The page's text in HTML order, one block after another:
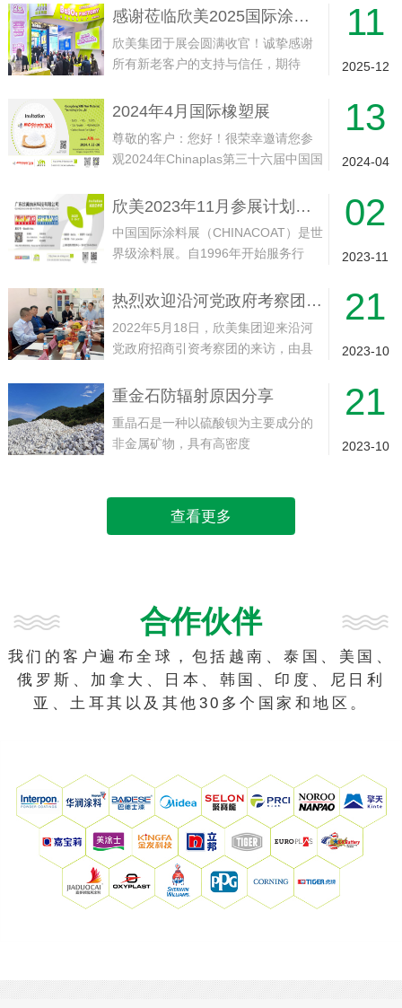
感谢莅临欣美2025国际涂料展展位
欣美集团于展会圆满收官！诚挚感谢
所有新老客户的支持与信任，期待
11
2025-12
2024年4月国际橡塑展
尊敬的客户：您好！很荣幸邀请您参
观2024年Chinaplas第三十六届中国国
展会将于2024年4月23-26日在中国·上
届时光临！...
13
2024-04
欣美2023年11月参展计划——中国（上海）国际涂料展
中国国际涂料展（CHINACOAT）是世
界级涂料展。自1996年开始服务行
行，展会一直致力为涂料行业的供应
台。面对面接触全球，尤其是来自中...
02
2023-11
热烈欢迎沿河党政府考察团领导莅临欣美集团工厂实地考察指导
2022年5月18日，欣美集团迎来沿河
党政府招商引资考察团的来访，由县
队，沿河经济开发区党工委副书记、
访。就实现产业“建链、补链、强链...
21
2023-10
重金石防辐射原因分享
重晶石是一种以硫酸钡为主要成分的
非金属矿物，具有高密度
水和盐酸，无毒、无磁性，而且具有
吸收X射线和γ射线的特点。1. ...
21
2023-10
查看更多
合作伙伴
我们的客户遍布全球，包括越南、泰国、美国、
俄罗斯、加拿大、日本、韩国、印度、尼日利
亚、土耳其以及其他30多个国家和地区。